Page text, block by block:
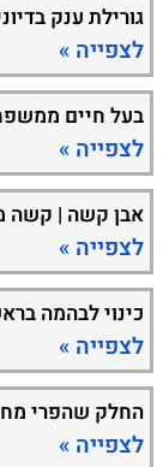
גורילת ענק
לצפייה »
בעל חיים
לצפייה »
אבן קשה | קשה
לצפייה »
כינוי לבהמה
לצפייה »
החלק שהפרי
לצפייה »